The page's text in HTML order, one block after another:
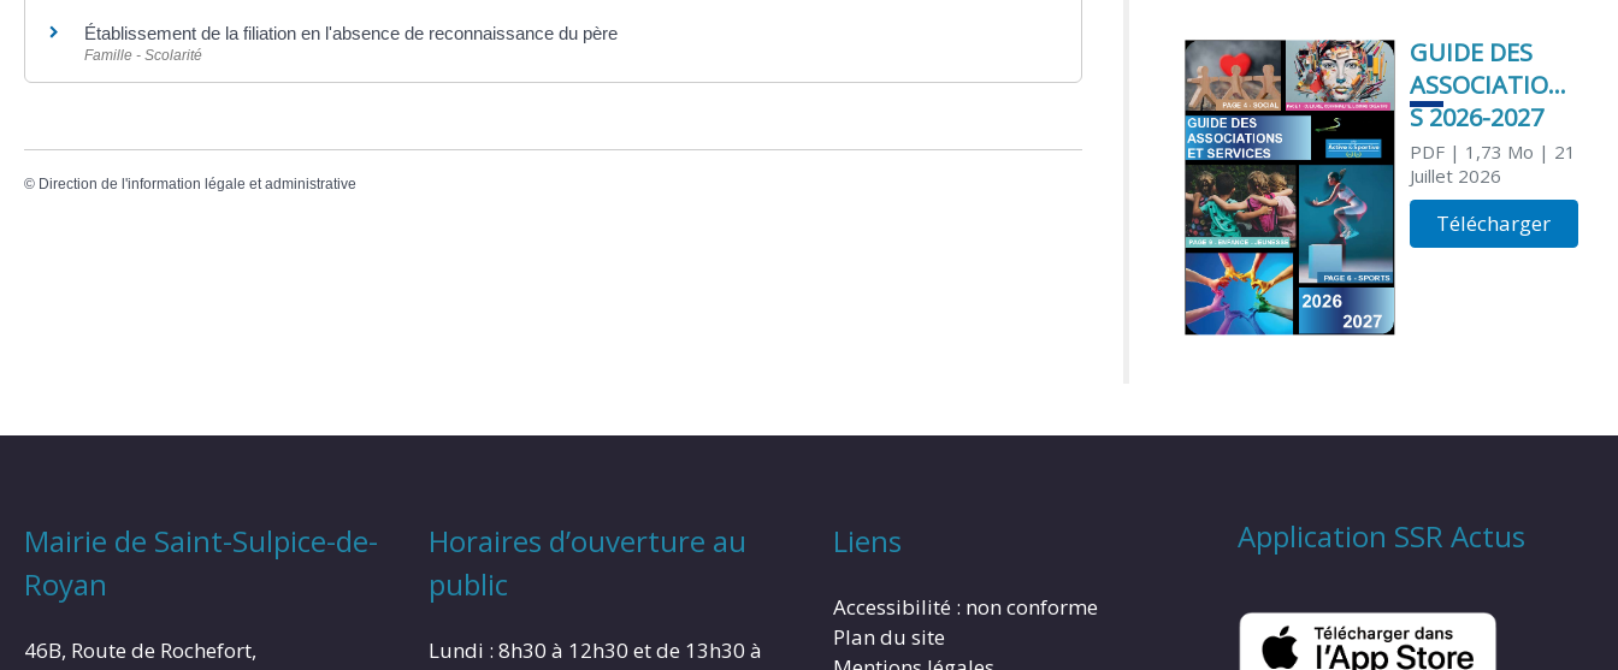
Établissement de la filiation en l'absence de reconnaissance du père
Famille - Scolarité
© Direction de l'information légale et administrative
GUIDE DES
ASSOCIATION
S 2026-2027
PDF| 1,73 Mo | 21
Juillet 2026
Télécharger
Mairie de Saint-Sulpice-de-
Royan
46B, Route de Rochefort,
Horaires d’ouverture au
public
Lundi : 8h30 à 12h30 et de 13h30 à
Liens
Accessibilité : non conforme
Plan du site
Application SSR Actus